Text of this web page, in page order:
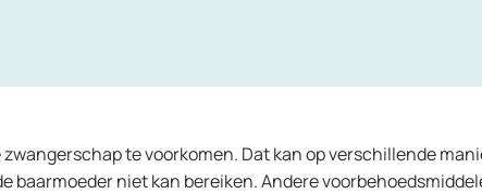
te voorkomen. Dat kan op verschillende
baarmoeder niet kan bereiken. Andere